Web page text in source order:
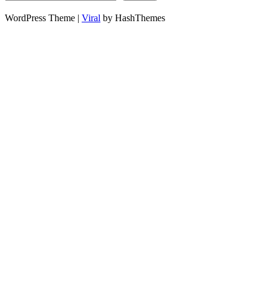
WordPress Theme | Viral by HashThemes